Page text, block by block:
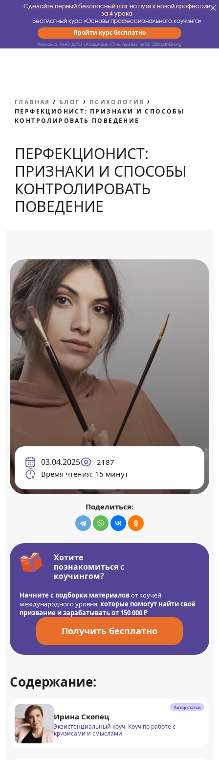
Сделайте первый безопасный шаг на пути к новой профессии
за 4 урока
Бесплатный курс «Основы профессионального коучинга»
Пройти курс бесплатно
Реклама. АНО ДПО «Академия «Пять призм». erid: 2SDnjdhQnmg
ГЛАВНАЯ / БЛОГ / ПСИХОЛОГИЯ /
ПЕРФЕКЦИОНИСТ: ПРИЗНАКИ И СПОСОБЫ
КОНТРОЛИРОВАТЬ ПОВЕДЕНИЕ
ПЕРФЕКЦИОНИСТ:
ПРИЗНАКИ И СПОСОБЫ
КОНТРОЛИРОВАТЬ
ПОВЕДЕНИЕ
03.04.2025
2187
Время чтения: 15 минут
Поделиться:
Хотите
познакомиться с
коучингом?
Начните с подборки материаловот коучей
международного уровня, которые помогут найти своё
призвание и зарабатывать от 150 000 ₽
Получить бесплатно
Содержание:
Автор статьи
Ирина Скопец
Экзистенциальный коуч. Коуч по работе с
кризисами и смыслами